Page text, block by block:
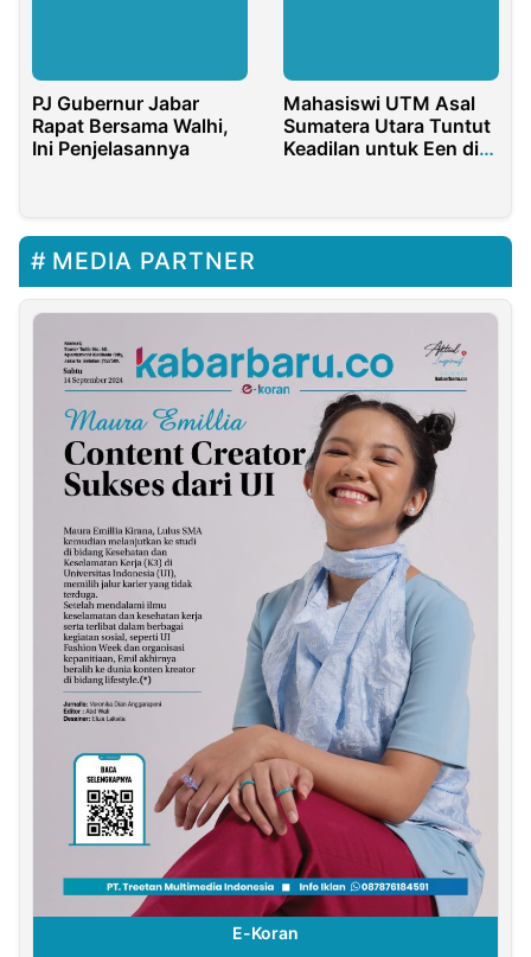
PJ Gubernur Jabar
Rapat Bersama Walhi,
Ini Penjelasannya
Mahasiswi UTM Asal
Sumatera Utara Tuntut
Keadilan untuk Een di
MEDIA PARTNER
E-Koran